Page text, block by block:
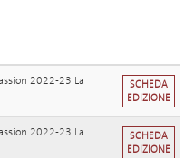
2022-23 La
SCHEDA
EDIZIONE
2022-23 La
SCHEDA
EDIZIONE